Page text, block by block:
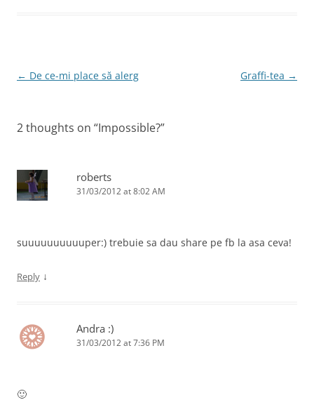
o
k
Post
← De ce-mi place să alerg Graffi-tea →
2 thoughts on “Impossible?”
roberts
31/03/2012 at 8:02 AM
suuuuuuuuuuper:) trebuie sa dau share pe fb la asa ceva!
Reply ↓
Andra :)
31/03/2012 at 7:36 PM
🙂